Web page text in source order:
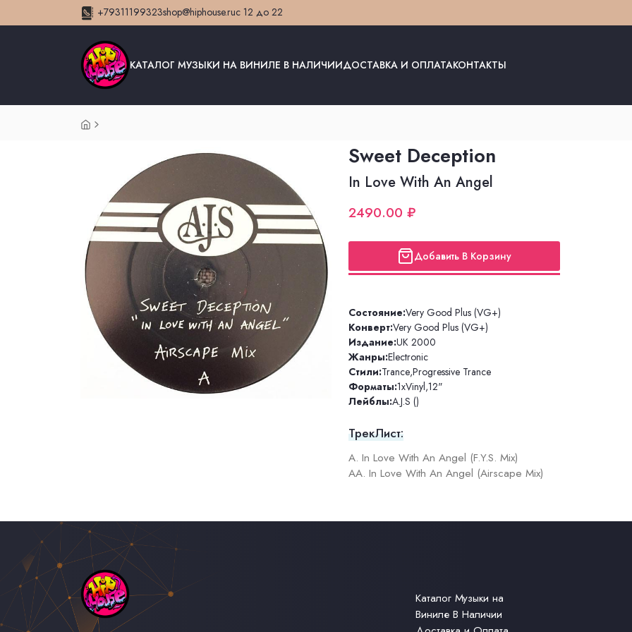
+79311199323shop@hiphouse.ruс 12 до 22
КАТАЛОГ МУЗЫКИ НА ВИНИЛЕ В НАЛИЧИИДОСТАВКА И ОПЛАТАКОНТАКТЫ
Sweet Deception
In Love With An Angel
2490.00 ₽
Добавить В Корзину
Состояние:Very Good Plus (VG+)
Конверт:Very Good Plus (VG+)
Издание:UK 2000
Жанры:Electronic
Стили:Trance,Progressive Trance
Форматы:1xVinyl,12"
Лейблы:A.J.S ()
ТрекЛист:
A. In Love With An Angel (F.Y.S. Mix)
AA. In Love With An Angel (Airscape Mix)
Каталог Музыки на
Виниле В Наличии